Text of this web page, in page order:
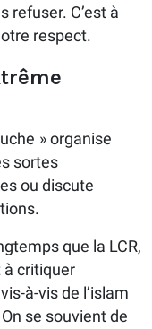
refuser. C’est à
respect.
» organise
sortes
ou discute
que la LCR,
à critiquer
à-vis de l’islam
se souvient de